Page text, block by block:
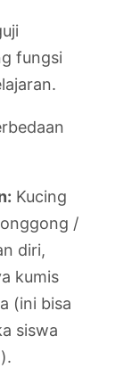
fungsi
Kucing
/
diri,
kumis
(ini bisa
siswa